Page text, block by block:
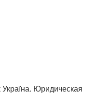
Україна. Юридическая